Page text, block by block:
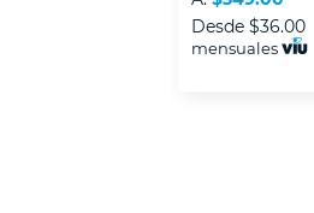
Desde $36.00
mensuales